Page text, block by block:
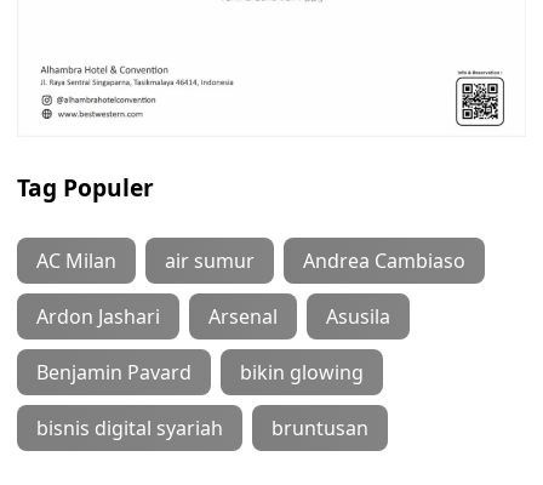
Tag Populer
AC Milan air sumur Andrea Cambiaso
Ardon Jashari Arsenal Asusila
Benjamin Pavard bikin glowing
bisnis digital syariah bruntusan